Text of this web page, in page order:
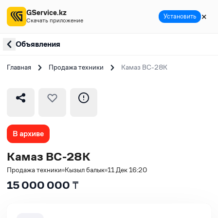
Объявления
Главная Продажа техники Камаз ВС-28К
В архиве
Камаз ВС-28К
Продажа техники Кызыл балык 11 Дек 16:20
15 000 000 ₸
GService.kz
Скачать приложение Установить ✕